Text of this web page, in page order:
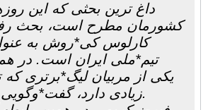
داغ ترین بحثی که این
کشورمان مطرح است، بحث
کارلوس کی*روش به
تیم*ملی ایران است. در
یکی از مربیان لیگ*برتری که
زیادی دارد، گفت*وگویی انجام دادیم.